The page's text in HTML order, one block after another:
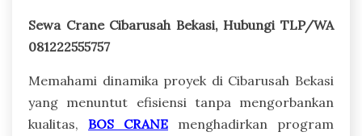
Sewa Crane Cibarusah Bekasi, Hubungi TLP/WA
081222555757
Memahami dinamika proyek di Cibarusah Bekasi
yang menuntut efisiensi tanpa mengorbankan
kualitas, BOS CRANE menghadirkan program